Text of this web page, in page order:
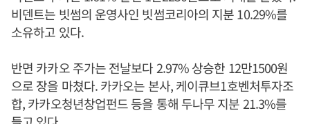
비덴트는 빗썸의 운영사인 빗썸코리아의 지분 10.29%를
소유하고 있다.
반면 카카오 주가는 전날보다 2.97% 상승한 12만1500원
으로 장을 마쳤다. 카카오는 본사, 케이큐브1호벤처투자조
합, 카카오청년창업펀드 등을 통해 두나무 지분 21.3%를